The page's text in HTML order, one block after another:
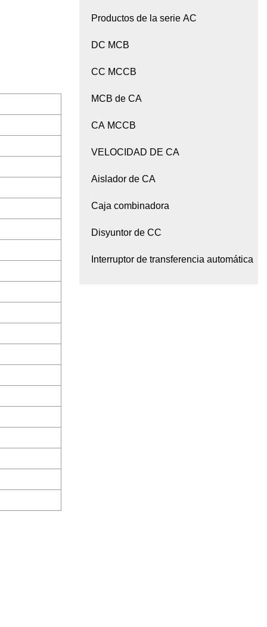
Productos de la serie AC
DC MCB
CC MCCB
MCB de CA
CA MCCB
VELOCIDAD DE CA
Aislador de CA
Caja combinadora
Disyuntor de CC
Interruptor de transferencia automática